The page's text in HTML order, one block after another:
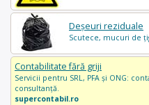
Deșeuri reziduale
Scutece, mucuri de
Contabilitate fără griji
Servicii pentru SRL, PFA și ONG:
consultanță.
supercontabil.ro